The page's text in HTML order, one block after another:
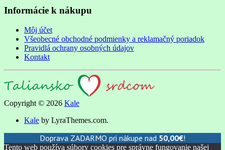
Informácie k nákupu
Môj účet
Všeobecné obchodné podmienky a reklamačný poriadok
Pravidlá ochrany osobných údajov
Kontakt
Copyright © 2026 Kale
Kale by LyraThemes.com.
Doprava ZADARMO pri nákupe nad 50,00€!
Tento web používa súbory cookies pre správne fungovanie našej